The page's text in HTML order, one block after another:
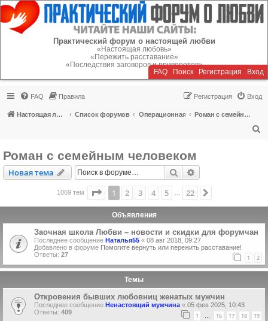
Регистрация
Практический форум о настоящей любви
«Настоящая любовь»
«Пережить расставание»
«Последствия заговоров и приворотов»
FAQ Поиск Регистрация Вход
FAQ Правила Вход
Регистрация
Настоящая любовь Список форумов Операционная
Роман с семейным человеком
Роман с семейным человеком
Новая тема
Новаятема Поиск
1069 тем Страница из 22
1 2 3 4 5 22
Объявления
Заочная школа Любви – новости и скидки для форумчан
Последнее сообщение Наталья55 « 08 авг 2018, 09:27
Добавлено в форуме Помогите вернуть или пережить расставание!
Ответы: 27 1 2
Темы
Откровения бывших любовниц женатых мужчин
Последнее сообщение Ненастоящий мужчина « 05 фев 2025, 10:43
Ответы: 409 1 … 16 17 18 19